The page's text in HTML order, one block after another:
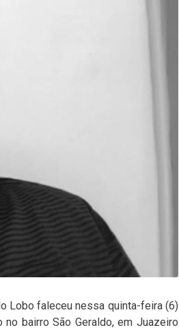
Lobo faleceu nessa quinta-feira (6)
bairro São Geraldo, em Juazeiro